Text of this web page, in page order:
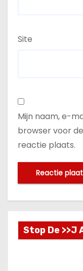
Site
Mijn naam, e-
browser voor
reactie plaats.
Stop De >>J